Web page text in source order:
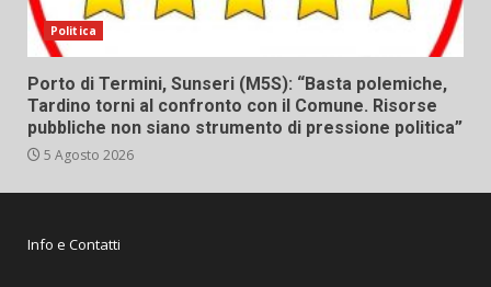
Politica
Porto di Termini, Sunseri (M5S): “Basta polemiche,
Tardino torni al confronto con il Comune. Risorse
pubbliche non siano strumento di pressione politica”
5 Agosto 2026
Info e Contatti